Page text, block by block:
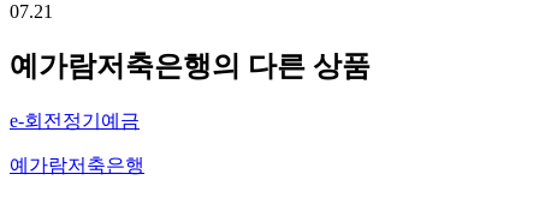
07.21
예가람저축은행의 다른 상품
e-회전정기예금
예가람저축은행